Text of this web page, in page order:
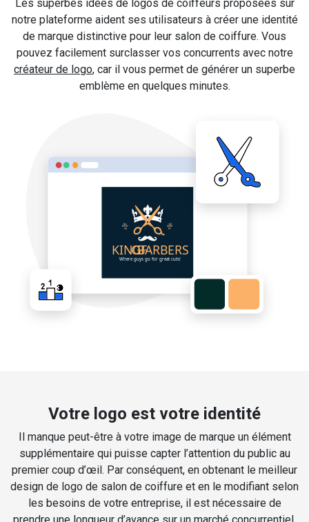
Les superbes idées de logos de coiffeurs proposées sur
notre plateforme aident ses utilisateurs à créer une identité
de marque distinctive pour leur salon de coiffure. Vous
pouvez facilement surclasser vos concurrents avec notre
créateur de logo, car il vous permet de générer un superbe
emblème en quelques minutes.
Votre logo est votre identité
Il manque peut-être à votre image de marque un élément
supplémentaire qui puisse capter l’attention du public au
premier coup d’œil. Par conséquent, en obtenant le meilleur
design de logo de salon de coiffure et en le modifiant selon
les besoins de votre entreprise, il est nécessaire de